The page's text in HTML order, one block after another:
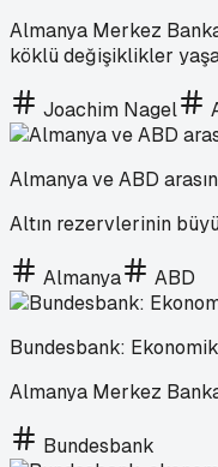
Almanya Merkez
köklü değişiklikler
Joachim Nagel
Almanya ve ABD
Altın rezervlerinin
Almanya ABD
Bundesbank:
Almanya Merkez
Bundesbank